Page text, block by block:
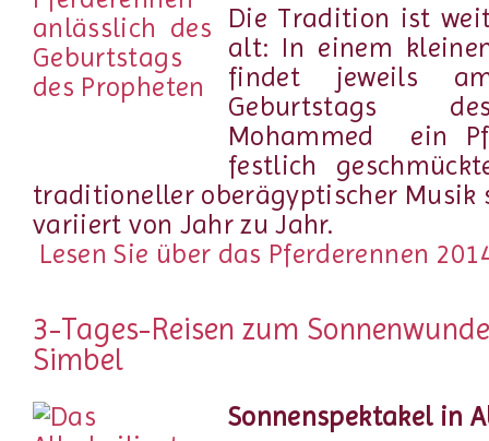
Die Tradition ist
alt: In einem
findet jeweils
Geburtstags
Mohammed
ein
festlich
traditioneller oberägyptischer Musik
variiert von Jahr zu Jahr.
Lesen Sie über das Pferderennen
3-Tages-Reisen zum
Simbel
Sonnenspektakel in